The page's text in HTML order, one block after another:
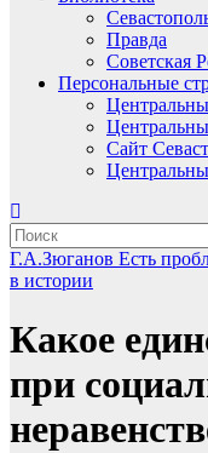
Правда
Советская
Персональные
Сайт
Г.А.Зюганов Есть
в истории
Какое
при